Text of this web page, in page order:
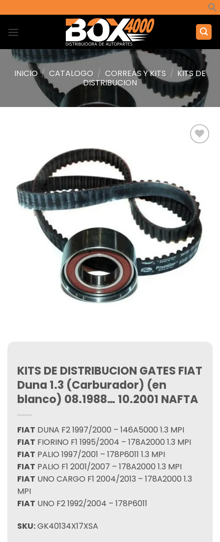
al
contenido
INICIO / CATALOGO / CORREAS Y KITS / KITS DE
DISTRIBUCION
KITS DE DISTRIBUCION GATES FIAT
Duna 1.3 (Carburador) (en
blanco) 08.1988… 10.2001 NAFTA
FIAT DUNA F2 1997/2000 – 146A5000 1.3 MPI
FIAT FIORINO F1 1995/2004 – 178A2000 1.3 MPI
FIAT PALIO 1997/2001 – 178P6011 1.3 MPI
FIAT PALIO F1 2001/2007 – 178A2000 1.3 MPI
FIAT UNO CARGO F1 2004/2013 – 178A2000 1.3
MPI
FIAT UNO F2 1992/2004 – 178P6011
SKU:GK40134X17XSA